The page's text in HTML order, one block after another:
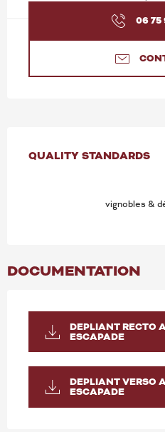
06 75
SERVICES
QUALITY STANDARDS
QUALITY STANDARDS
vignobles &
DOCUMENTATION
DEPLIANT RECTO
ESCAPADE
DEPLIANT VERSO
ESCAPADE